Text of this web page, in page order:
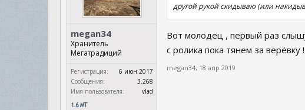
megan34
Хранитель
Мегатрадиций
Регистрация:
6 июн 2017
Сообщения:
3.268
Имя пользователя:
vlad
другой рукой скидываю (или
Вот молодец , первый раз
с ролика пока тянем за верёвку !
megan34, 18 апр 2019